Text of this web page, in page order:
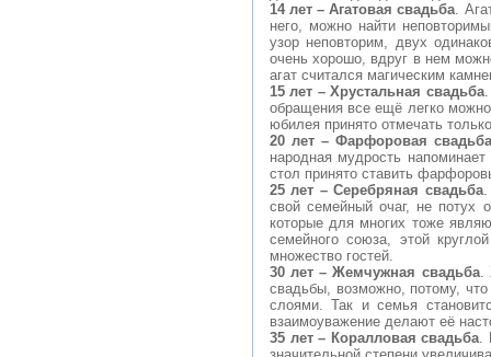
14 лет – Агатовая свадьба.
него, можно найти
узор неповторим, двух
очень хорошо, вдруг в нем
агат считался магическим
15 лет – Хрустальная свадьба.
обращения все ещё легко
юбилея принято отмечать
20 лет – Фарфоровая свадьба
народная мудрость
стол принято ставить
25 лет – Серебряная свадьба.
свой семейный очаг, не потух
которые для многих тоже
семейного союза, этой
множество гостей.
30 лет – Жемчужная свадьба.
свадьбы, возможно, потому,
слоями. Так и семья
взаимоуважение делают её
35 лет – Коралловая свадьба.